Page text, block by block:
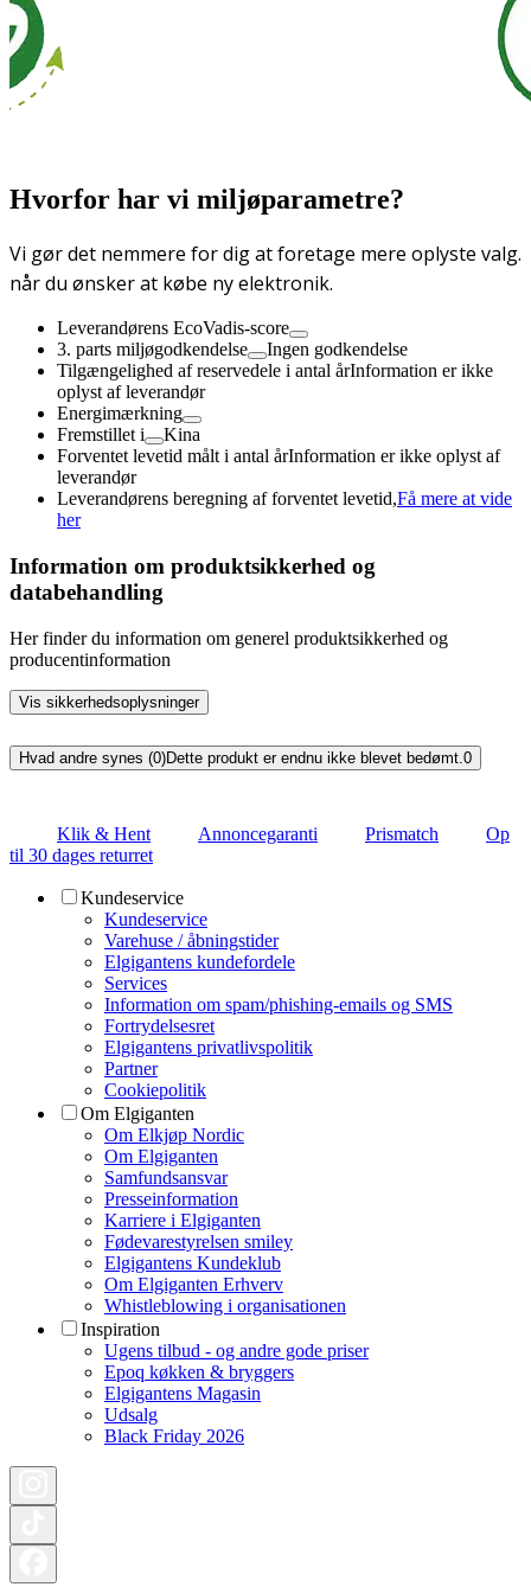
Hvorfor har vi miljøparametre?
Vi gør det nemmere for dig at foretage mere oplyste valg.
når du ønsker at købe ny elektronik.
Leverandørens EcoVadis-score
3. parts miljøgodkendelse
Ingen godkendelse
Tilgængelighed af reservedele i antal årInformation er ikke
oplyst af leverandør
Energimærkning
Fremstillet i
Kina
Forventet levetid målt i antal årInformation er ikke oplyst af
leverandør
Leverandørens beregning af forventet levetid,Få mere at vide
her
Information om produktsikkerhed og
databehandling
Her finder du information om generel produktsikkerhed og
producentinformation
Vis sikkerhedsoplysninger
Hvad andre synes (0)Dette produkt er endnu ikke blevet bedømt. 0
Klik & Hent Annoncegaranti Prismatch
Op
til 30 dages returret
Kundeservice
Kundeservice
Varehuse / åbningstider
Elgigantens kundefordele
Services
Information om spam/phishing-emails og SMS
Fortrydelsesret
Elgigantens privatlivspolitik
Partner
Cookiepolitik
Om Elgiganten
Om Elkjøp Nordic
Om Elgiganten
Samfundsansvar
Presseinformation
Karriere i Elgiganten
Fødevarestyrelsen smiley
Elgigantens Kundeklub
Om Elgiganten Erhverv
Whistleblowing i organisationen
Inspiration
Ugens tilbud - og andre gode priser
Epoq køkken & bryggers
Elgigantens Magasin
Udsalg
Black Friday 2026